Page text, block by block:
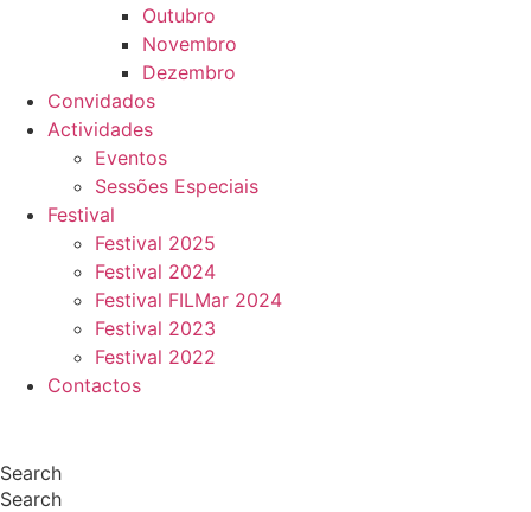
Outubro
Novembro
Dezembro
Convidados
Actividades
Eventos
Sessões Especiais
Festival
Festival 2025
Festival 2024
Festival FILMar 2024
Festival 2023
Festival 2022
Contactos
Search
Search